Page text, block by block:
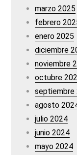
marzo 2025
febrero
enero 2025
diciembre
noviembre
octubre
septiembre
agosto
julio 2024
junio 2024
mayo 2024